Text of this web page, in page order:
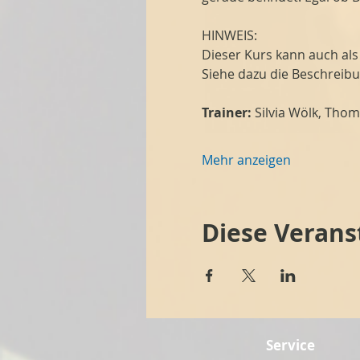
HINWEIS:
Dieser Kurs kann auch
Siehe dazu die
Trainer: Silvia Wölk,
Mehr anzeigen
Diese
Service